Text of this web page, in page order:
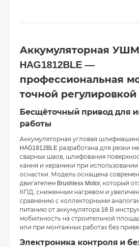
Аккумуляторная УШМ
HAG1812BLE —
профессиональная
точной
Бесщёточный привод для
работы
Аккумуляторная угловая
HAG1812BLE разработана для резки
сварных швов, шлифования
камня и керамики при
оснастки. Модель оснащена
двигателем Brushless Motor, который
КПД, сниженным нагревом и
сравнению с коллекторными
питанию от аккумулятора 18 В
мобильность на строительной
или при монтажных работах без
Электроника контроля и